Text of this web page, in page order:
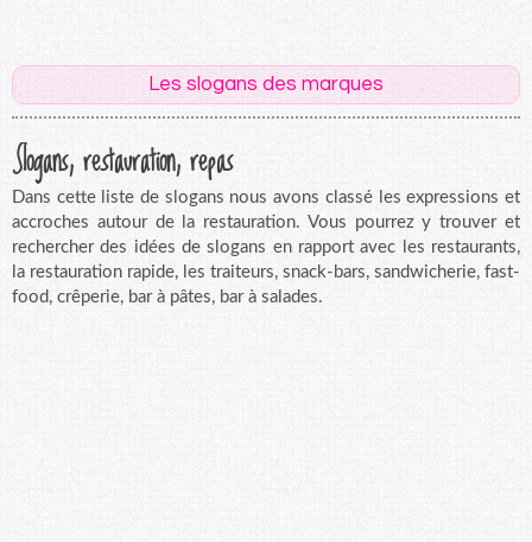
Les slogans des marques
Slogans, restauration, repas
Dans cette liste de slogans nous avons classé les expressions et
accroches autour de la restauration. Vous pourrez y trouver et
rechercher des idées de slogans en rapport avec les restaurants,
la restauration rapide, les traiteurs, snack-bars, sandwicherie, fast-
food, crêperie, bar à pâtes, bar à salades.